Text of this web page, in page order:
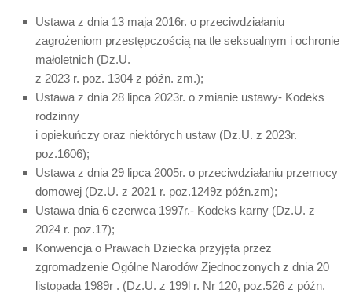
Ustawa z dnia 13 maja 2016r. o przeciwdziałaniu
zagrożeniom przestępczością na tle seksualnym i ochronie
małoletnich (Dz.U.
z 2023 r. poz. 1304 z późn. zm.);
Ustawa z dnia 28 lipca 2023r. o zmianie ustawy- Kodeks
rodzinny
i opiekuńczy oraz niektórych ustaw (Dz.U. z 2023r.
poz.1606);
Ustawa z dnia 29 lipca 2005r. o przeciwdziałaniu przemocy
domowej (Dz.U. z 2021 r. poz.1249z późn.zm);
Ustawa dnia 6 czerwca 1997r.- Kodeks karny (Dz.U. z
2024 r. poz.17);
Konwencja o Prawach Dziecka przyjęta przez
zgromadzenie Ogólne Narodów Zjednoczonych z dnia 20
listopada 1989r . (Dz.U. z 199l r. Nr 120, poz.526 z późn.